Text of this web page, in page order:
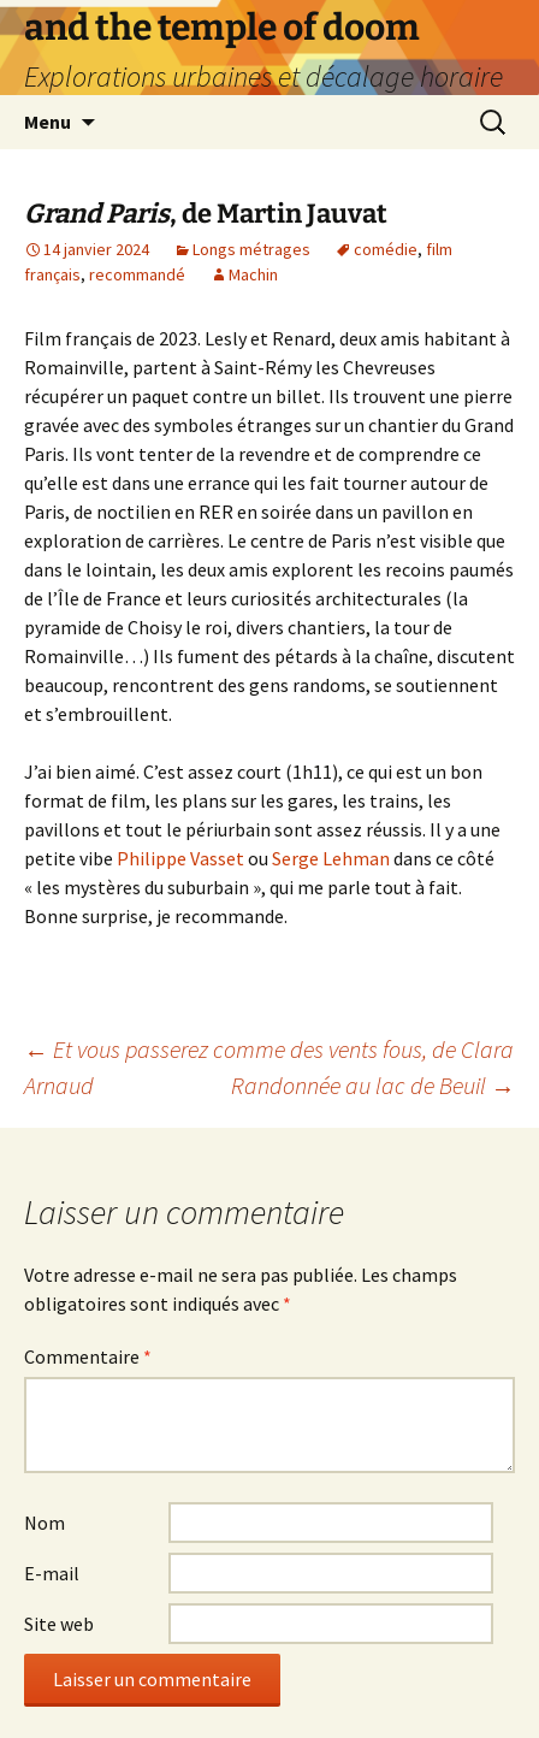
Aller
au
contenu
and the temple of doom
Explorations urbaines et décalage horaire
Menu
Grand Paris, de Martin Jauvat
14 janvier 2024 Longs métrages comédie, film
français, recommandé Machin
Film français de 2023. Lesly et Renard, deux amis habitant à
Romainville, partent à Saint-Rémy les Chevreuses
récupérer un paquet contre un billet. Ils trouvent une pierre
gravée avec des symboles étranges sur un chantier du Grand
Paris. Ils vont tenter de la revendre et de comprendre ce
qu’elle est dans une errance qui les fait tourner autour de
Paris, de noctilien en RER en soirée dans un pavillon en
exploration de carrières. Le centre de Paris n’est visible que
dans le lointain, les deux amis explorent les recoins paumés
de l’Île de France et leurs curiosités architecturales (la
pyramide de Choisy le roi, divers chantiers, la tour de
Romainville…) Ils fument des pétards à la chaîne, discutent
beaucoup, rencontrent des gens randoms, se soutiennent
et s’embrouillent.
J’ai bien aimé. C’est assez court (1h11), ce qui est un bon
format de film, les plans sur les gares, les trains, les
pavillons et tout le périurbain sont assez réussis. Il y a une
petite vibe Philippe Vassetou Serge Lehman dans ce côté
« les mystères du suburbain », qui me parle tout à fait.
Bonne surprise, je recommande.
Navigation
des
articles
← Et vous passerez comme des vents fous, de Clara
Arnaud
Randonnée au lac de Beuil →
Laisser un commentaire
Votre adresse e-mail ne sera pas publiée. Les champs
obligatoires sont indiqués avec *
Commentaire *
Nom
E-mail
Site web